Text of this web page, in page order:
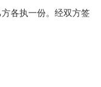
各执一份。经双方签